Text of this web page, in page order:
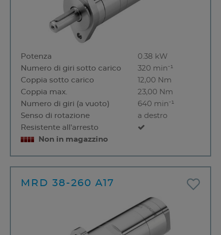
Potenza
0.38 kW
Numero di giri sotto carico
320 min⁻¹
Coppia sotto carico
12,00 Nm
Coppia max.
23,00 Nm
Numero di giri (a vuoto)
640 min⁻¹
Senso di rotazione
a destro
Resistente all'arresto
Non in magazzino
MRD 38-260 A17